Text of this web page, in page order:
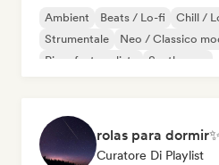
Ambient Beats / Lo-fi
Chill /
Strumentale
Neo / Classico
Pianoforte solista
Synthwave
rolas para dormir✨
Curatore Di Playlist